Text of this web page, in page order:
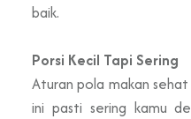
baik.
Porsi Kecil Tapi Sering
Aturan pola makan
ini pasti sering kamu